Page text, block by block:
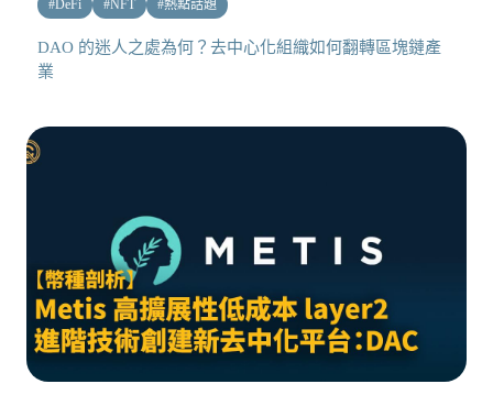
#DeFi #NFT #熱點話題
DAO 的迷人之處為何？去中心化組織如何翻轉區塊鏈產
業